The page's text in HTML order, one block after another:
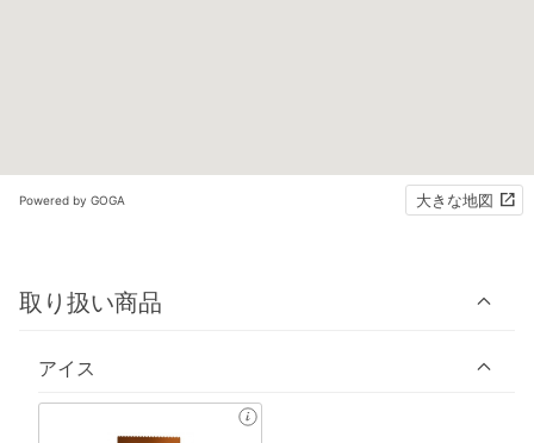
Powered by GOGA 大きな地図
取り扱い商品
アイス